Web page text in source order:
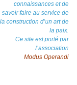
connaissances et de
savoir faire au service de
la construction d’un art de
la paix.
Ce site est porté par
l’association
Modus Operandi